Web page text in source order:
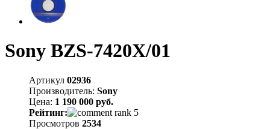
Sony BZS-7420X/01
Артикул 02936
Производитель: Sony
Цена: 1 190 000 руб.
Рейтинг:
Просмотров 2534